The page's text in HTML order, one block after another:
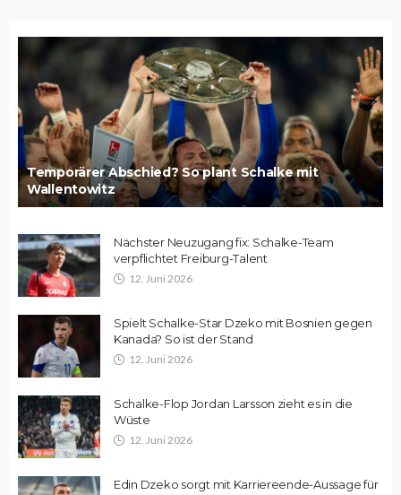
Temporärer Abschied? So plant Schalke mit
Wallentowitz
Nächster Neuzugang fix: Schalke-Team
verpflichtet Freiburg-Talent
12. Juni 2026
Spielt Schalke-Star Dzeko mit Bosnien gegen
Kanada? So ist der Stand
12. Juni 2026
Schalke-Flop Jordan Larsson zieht es in die
Wüste
12. Juni 2026
Edin Dzeko sorgt mit Karriereende-Aussage für